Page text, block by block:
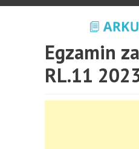
Egzamin
RL.11